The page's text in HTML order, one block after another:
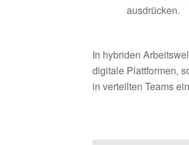
ausdrücken.
In hybriden
digitale Plattformen,
in verteilten Teams